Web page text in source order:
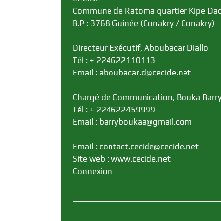
Commune de Ratoma quartier Kipe
B.P : 3768 Guinée (Conakry / Conakry)
Directeur Exécutif, Aboubacar Diallo
Tél : + 224622110113
Email : aboubacar.d@cecide.net
Chargé de Communication, Bouka Barry
Tél : + 224622459999
Email : barryboukaa@gmail.com
Email : contact.cecide@cecide.net
Site web : www.cecide.net
Connexion